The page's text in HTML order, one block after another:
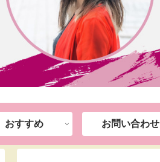
おすすめ お問い合わせ